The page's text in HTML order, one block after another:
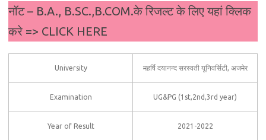
नॉट – B.A., B.SC.,B.COM.के रिजल्ट के लिए यहां क्लिक
करे => CLICK HERE
University महर्षि दयानन्द सरस्वती यूनिवर्सिटी, अजमेर
Examination UG&PG (1st,2nd,3rd year)
Year of Result 2021-2022